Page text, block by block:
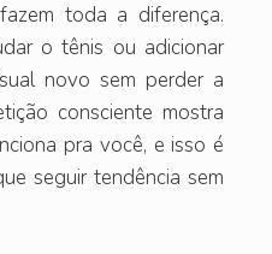
toda a diferença.
o tênis ou adicionar
novo sem perder a
consciente mostra
pra você, e isso é
seguir tendência sem